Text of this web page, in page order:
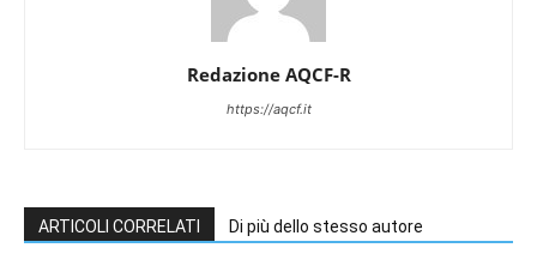
Redazione AQCF-R
https://aqcf.it
ARTICOLI CORRELATI Di più dello stesso autore